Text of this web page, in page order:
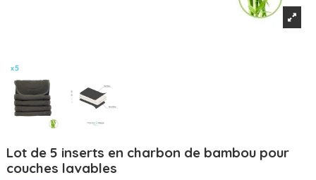
Lot de 5 inserts en charbon de bambou pour
couches lavables